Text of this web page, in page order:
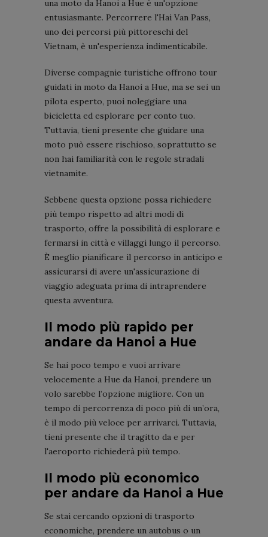
una moto da Hanoi a Hue è un'opzione
entusiasmante. Percorrere l'Hai Van Pass,
uno dei percorsi più pittoreschi del
Vietnam, è un'esperienza indimenticabile.
Diverse compagnie turistiche offrono tour
guidati in moto da Hanoi a Hue, ma se sei un
pilota esperto, puoi noleggiare una
bicicletta ed esplorare per conto tuo.
Tuttavia, tieni presente che guidare una
moto può essere rischioso, soprattutto se
non hai familiarità con le regole stradali
vietnamite.
Sebbene questa opzione possa richiedere
più tempo rispetto ad altri modi di
trasporto, offre la possibilità di esplorare e
fermarsi in città e villaggi lungo il percorso.
È meglio pianificare il percorso in anticipo e
assicurarsi di avere un'assicurazione di
viaggio adeguata prima di intraprendere
questa avventura.
Il modo più rapido per
andare da Hanoi a Hue
Se hai poco tempo e vuoi arrivare
velocemente a Hue da Hanoi, prendere un
volo sarebbe l’opzione migliore. Con un
tempo di percorrenza di poco più di un’ora,
è il modo più veloce per arrivarci. Tuttavia,
tieni presente che il tragitto da e per
l'aeroporto richiederà più tempo.
Il modo più economico
per andare da Hanoi a Hue
Se stai cercando opzioni di trasporto
economiche, prendere un autobus o un